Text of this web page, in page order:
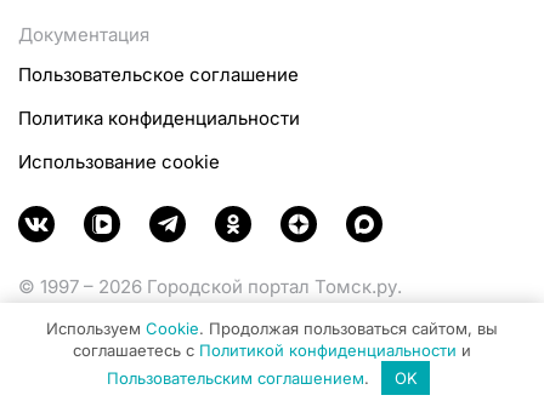
Документация
Пользовательское соглашение
Политика конфиденциальности
Использование cookie
© 1997 – 2026 Городской портал Томск.ру.
Министерства цифрового развития, связи и массовых
коммуникаций Российской Федерации.
Используем Cookie. Продолжая пользоваться сайтом, вы
соглашаетесь с Политикой конфиденциальности и
Пользовательским соглашением. OK